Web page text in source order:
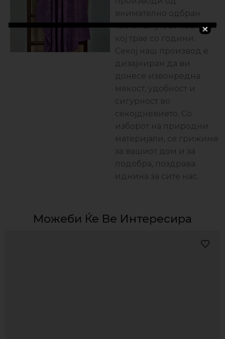
внимателно одбран
100% памук, со квалитет
кој трае со години.
Секој наш производ е
дизајниран да ви
донесе извонредна
мекост, удобност и
сигурност во
секојдневието. Со
изборот на природни
материјали, се грижиме
за вашиот дом и за
подобра, поздравa
иднина за сите нас.
Можеби Ќе Ве Интересира